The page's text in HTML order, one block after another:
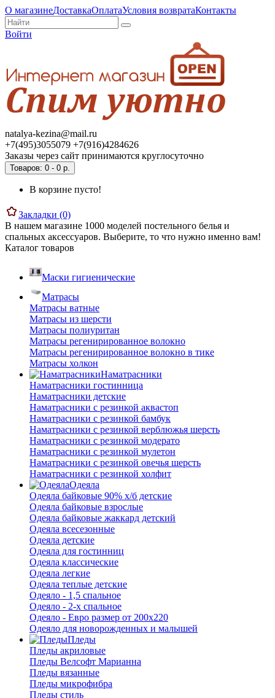
О магазинеДоставкаОплатаУсловия возвратаКонтакты
Войти
natalya-kezina@mail.ru
+7(495)3055079 +7(916)4284626
Заказы через сайт принимаются круглосуточно
Товаров: 0 - 0 р.
В корзине пусто!
Закладки (0)
В нашем магазине 1000 моделей постельного белья и
спальных аксессуаров. Выберите, то что нужно именно вам!
Каталог товаров
Маски гигиенические
Матрасы
Матрасы ватные
Матрасы из шерсти
Матрасы полиуритан
Матрасы регенирированное волокно
Матрасы регенирированное волокно в тике
Матрасы холкон
Наматрасники
Наматрасники гостинница
Наматрасники детские
Наматрасники с резинкой аквастоп
Наматрасники с резинкой бамбук
Наматрасники с резинкой верблюжья шерсть
Наматрасники с резинкой модерато
Наматрасники с резинкой мулетон
Наматрасники с резинкой овечья шерсть
Наматрасники с резинкой холфит
Одеяла
Одеяла байковые 90% х/б детские
Одеяла байковые взрослые
Одеяла байковые жаккард детский
Одеяла всесезонные
Одеяла детские
Одеяла для гостинниц
Одеяла классические
Одеяла легкие
Одеяла теплые детские
Одеяло - 1,5 спальное
Одеяло - 2-х спальное
Одеяло - Евро размер от 200х220
Одеяло для новорожденных и малышей
Пледы
Пледы акриловые
Пледы Велсофт Марианна
Пледы вязанные
Пледы микрофибра
Пледы стиль